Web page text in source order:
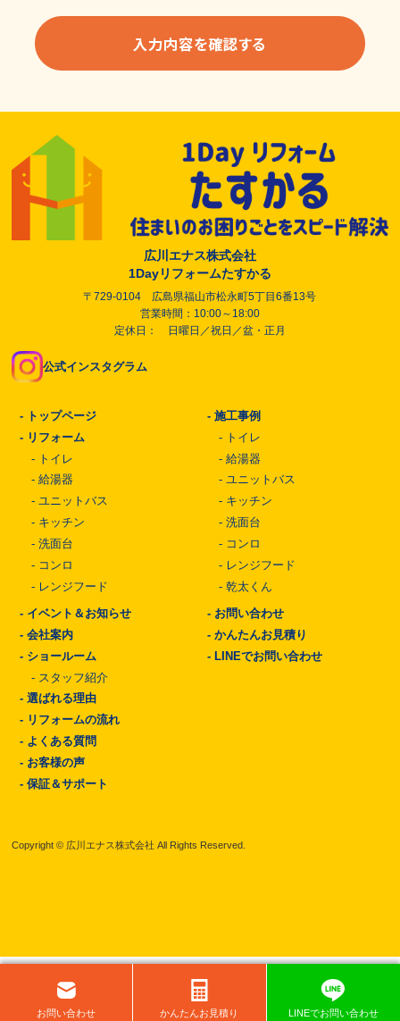
広川エナス株式会社
1Dayリフォームたすかる
〒729-0104 広島県福山市松永町5丁目6番13号
営業時間：10:00～18:00
定休日： 日曜日／祝日／盆・正月
公式インスタグラム
- トップページ
- リフォーム
- トイレ
- 給湯器
- ユニットバス
- キッチン
- 洗面台
- コンロ
- レンジフード
-施工事例
- トイレ
-給湯器
-ユニットバス
- キッチン
-洗面台
- コンロ
- レンジフード
-乾太くん
- イベント＆お知らせ
- 会社案内
- ショールーム
- スタッフ紹介
- 選ばれる理由
- リフォームの流れ
- よくある質問
- お客様の声
- 保証＆サポート
- お問い合わせ
-かんたんお見積り
-LINEでお問い合わせ
Copyright © 広川エナス株式会社 All Rights Reserved.
お問い合わせ かんたんお見積り LINEでお問い合わせ